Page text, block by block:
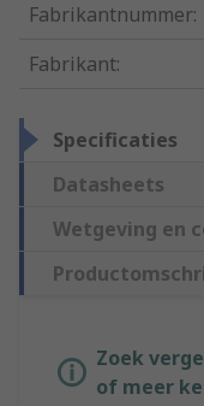
Fabrikantnummer:
Fabrikant:
Specificaties
Datasheets
Wetgeving en
Zoek
of meer